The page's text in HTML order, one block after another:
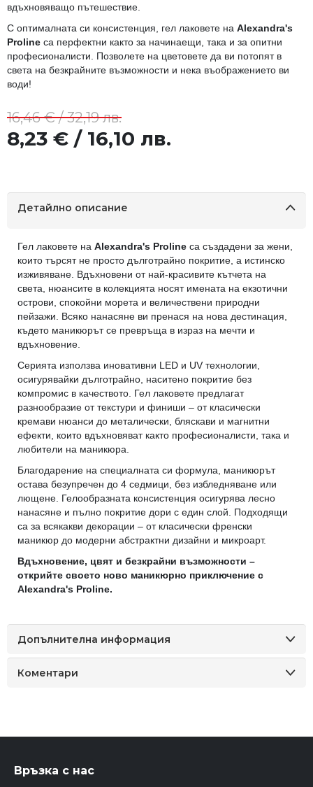
вдъхновяващо пътешествие.
С оптималната си консистенция, гел лаковете на Alexandra's
Proline са перфектни както за начинаещи, така и за опитни
професионалисти. Позволете на цветовете да ви потопят в
света на безкрайните възможности и нека въображението ви
води!
8,23 € / 16,10 лв.
16,46 € / 32,19 лв.
Детайлно описание
Гел лаковете на Alexandra's Proline са създадени за жени,
които търсят не просто дълготрайно покритие, а истинско
изживяване. Вдъхновени от най-красивите кътчета на
света, нюансите в колекцията носят имената на екзотични
острови, спокойни морета и величествени природни
пейзажи. Всяко нанасяне ви пренася на нова дестинация,
където маникюрът се превръща в израз на мечти и
вдъхновение.
Серията използва иновативни LED и UV технологии,
осигурявайки дълготрайно, наситено покритие без
компромис в качеството. Гел лаковете предлагат
разнообразие от текстури и финиши – от класически
кремави нюанси до металически, бляскави и магнитни
ефекти, които вдъхновяват както професионалисти, така и
любители на маникюра.
Благодарение на специалната си формула, маникюрът
остава безупречен до 4 седмици, без избледняване или
лющене. Гелообразната консистенция осигурява лесно
нанасяне и пълно покритие дори с един слой. Подходящи
са за всякакви декорации – от класически френски
маникюр до модерни абстрактни дизайни и микроарт.
Вдъхновение, цвят и безкрайни възможности –
открийте своето ново маникюрно приключение с
Alexandra's Proline.
Допълнителна информация
Коментари
Връзка с нас